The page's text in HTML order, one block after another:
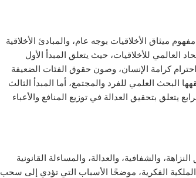
ميثاق الأخلاقيات بوجه عام، والمبادئ الأخلاقية
العالمي للأخلاقيات، حيث يتعلق المبدأ الأول
كرامة الإنسان، وصون حقوق الفئات الضعيفة
البحث العلمي للفرد والمجتمع، أما المبدأ الثالث
يتعلق بتحقيق العدالة في توزيع المنافع والأعباء
والشفافية، والعدالة، والمساءلة القانونية
الفكرية، موضحًا الأسباب التي تؤدي إلى سحب